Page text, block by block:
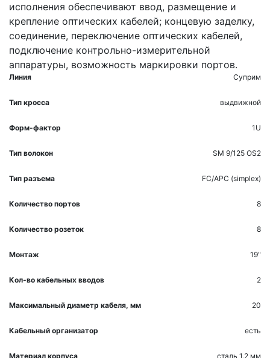
исполнения обеспечивают ввод, размещение и
крепление оптических кабелей; концевую заделку,
соединение, переключение оптических кабелей,
подключение контрольно-измерительной
аппаратуры, возможность маркировки портов.
Линия Суприм
Тип кросса выдвижной
Форм-фактор 1U
Тип волокон SM 9/125 OS2
Тип разъема FC/APC (simplex)
Количество портов 8
Количество розеток 8
Монтаж 19"
Кол-во кабельных вводов 2
Максимальный диаметр кабеля, мм 20
Кабельный организатор есть
Материал корпуса сталь 1.2 мм